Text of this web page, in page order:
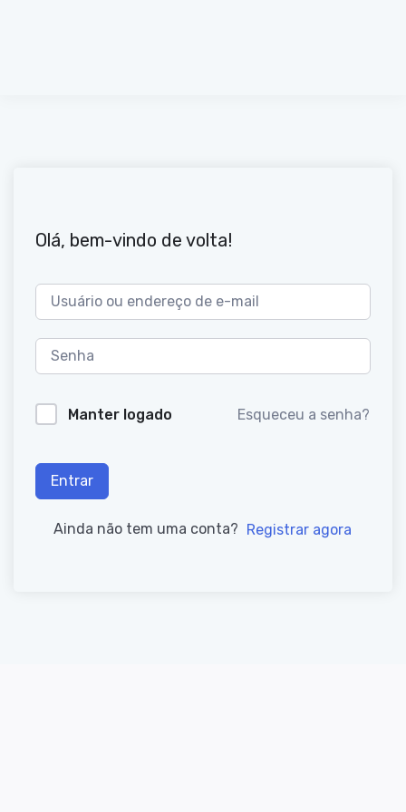
Olá, bem-vindo de volta!
Manter logado Esqueceu a senha?
Entrar
Ainda não tem uma conta? Registrar agora